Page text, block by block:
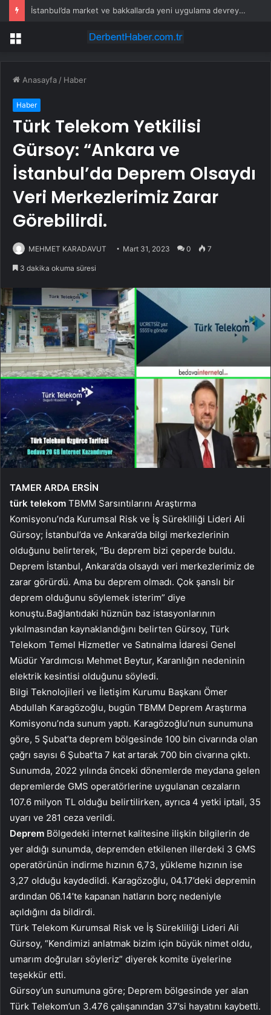
İstanbul’da market ve bakkallarda yeni uygulama devreye girdi
Menü
Anasayfa / Haber
Haber
Türk Telekom Yetkilisi
Gürsoy: “Ankara ve
İstanbul’da Deprem Olsaydı
Veri Merkezlerimiz Zarar
Görebilirdi.
MEHMET KARADAVUT Mart 31, 2023 0 7
3 dakika okuma süresi
TAMER ARDA ERSİN
türk telekom TBMM Sarsıntılarını Araştırma
Komisyonu’nda Kurumsal Risk ve İş Sürekliliği Lideri Ali
Gürsoy; İstanbul’da ve Ankara’da bilgi merkezlerinin
olduğunu belirterek, “Bu deprem bizi çeperde buldu.
Deprem İstanbul, Ankara’da olsaydı veri merkezlerimiz de
zarar görürdü. Ama bu deprem olmadı. Çok şanslı bir
deprem olduğunu söylemek isterim” diye
konuştu.Bağlantıdaki hüznün baz istasyonlarının
yıkılmasından kaynaklandığını belirten Gürsoy, Türk
Telekom Temel Hizmetler ve Satınalma İdaresi Genel
Müdür Yardımcısı Mehmet Beytur, Karanlığın nedeninin
elektrik kesintisi olduğunu söyledi.
Bilgi Teknolojileri ve İletişim Kurumu Başkanı Ömer
Abdullah Karagözoğlu, bugün TBMM Deprem Araştırma
Komisyonu’nda sunum yaptı. Karagözoğlu’nun sunumuna
göre, 5 Şubat’ta deprem bölgesinde 100 bin civarında olan
çağrı sayısı 6 Şubat’ta 7 kat artarak 700 bin civarına çıktı.
Sunumda, 2022 yılında önceki dönemlerde meydana gelen
depremlerde GMS operatörlerine uygulanan cezaların
107.6 milyon TL olduğu belirtilirken, ayrıca 4 yetki iptali, 35
uyarı ve 281 ceza verildi.
Deprem Bölgedeki internet kalitesine ilişkin bilgilerin de
yer aldığı sunumda, depremden etkilenen illerdeki 3 GMS
operatörünün indirme hızının 6,73, yükleme hızının ise
3,27 olduğu kaydedildi. Karagözoğlu, 04.17’deki depremin
ardından 06.14’te kapanan hatların borç nedeniyle
açıldığını da bildirdi.
Türk Telekom Kurumsal Risk ve İş Sürekliliği Lideri Ali
Gürsoy, “Kendimizi anlatmak bizim için büyük nimet oldu,
umarım doğruları söyleriz” diyerek komite üyelerine
teşekkür etti.
Gürsoy’un sunumuna göre; Deprem bölgesinde yer alan
Türk Telekom’un 3.476 çalışanından 37’si hayatını kaybetti.